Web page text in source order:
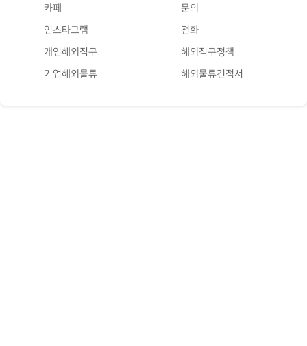
카페
인스타그램
개인해외직구
기업해외물류
문의
전화
해외직구정책
해외물류견적서